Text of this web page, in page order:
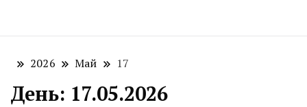
2026 Май 17
День: 17.05.2026